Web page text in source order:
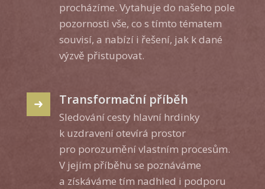
procházíme. Vytahuje do našeho pole
pozornosti vše, co s tímto tématem
souvisí, a nabízí i řešení, jak k dané
výzvě přistupovat.
Transformační příběh
Sledování cesty hlavní hrdinky
k uzdravení otevírá prostor
pro porozumění vlastním procesům.
V jejím příběhu se poznáváme
a získáváme tím nadhled i podporu